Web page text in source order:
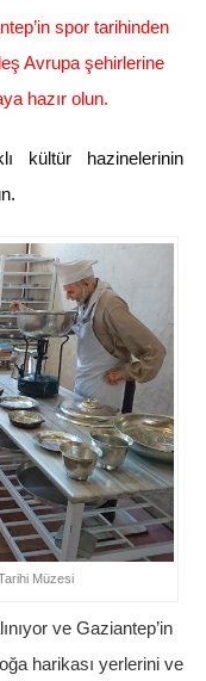
spor tarihinden
Avrupa şehirlerine
hazır olun.
kültür hazinelerinin
Müzesi
ve Gaziantep’in
harikası yerlerini ve